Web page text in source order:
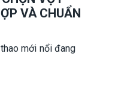
VÀ CHUẨN
mới nổi đang